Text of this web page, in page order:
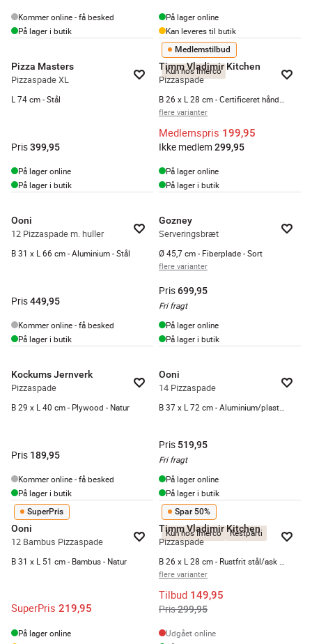
Kommer online - få besked
På lager i butik
På lager online
Kan leveres til butik
Pizza Masters
Pizzaspade XL
L 74 cm - Stål
Pris399,95
På lager online
På lager i butik
Kun hos Imerco
Medlemstilbud
Timm Vladimir Kitchen
Pizzaspade
flere varianter
Medlemspris 199,95
Ikke medlem 299,95
På lager online
På lager i butik
Ooni
12 Pizzaspade m. huller
B 31 x L 66 cm - Aluminium - Stål
Pris449,95
Kommer online - få besked
På lager i butik
Gozney
Serveringsbræt
Ø 45,7 cm - Fiberplade - Sort
flere varianter
Pris699,95
Fri fragt
På lager online
På lager i butik
Kockums Jernverk
Pizzaspade
B 29 x L 40 cm - Plywood - Natur
Pris 189,95
Kommer online - få besked
På lager i butik
Ooni
14 Pizzaspade
Pris 519,95
Fri fragt
På lager online
På lager i butik
SuperPris
Ooni
12 Bambus Pizzaspade
B 31 x L 51 cm - Bambus - Natur
SuperPris 219,95
På lager online
Kun hos Imerco Restparti
Spar 50%
Timm Vladimir Kitchen
Pizzaspade
flere varianter
Tilbud 149,95
Pris299,95
Udgået online